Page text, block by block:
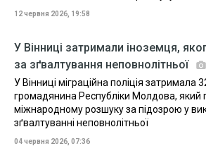
12 червня 2026, 19:58
У Вінниці затримали іноземця,
за зґвалтування неповнолітньої
У Вінниці міграційна поліція затримала
громадянина Республіки Молдова, який
міжнародному розшуку за підозрою у
зґвалтуванні неповнолітньої
04 червня 2026, 07:36